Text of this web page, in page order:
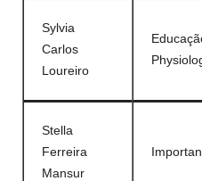
Sylvia
Carlos
Loureiro
Stella
Ferreira
Mansur